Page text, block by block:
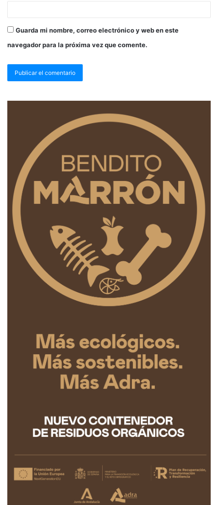
Guarda mi nombre, correo electrónico y web en este
navegador para la próxima vez que comente.